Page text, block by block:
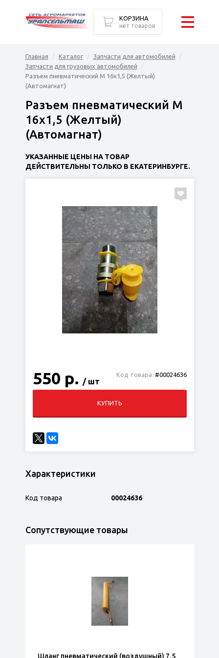
Главная Каталог
Запчасти для автомобилей
Запчасти для грузовых автомобилей
Разъем пневматический M 16х1,5 (Желтый)
(Автомагнат)
Разъем пневматический M
16х1,5 (Желтый)
(Автомагнат)
УКАЗАННЫЕ ЦЕНЫ НА ТОВАР
ДЕЙСТВИТЕЛЬНЫ ТОЛЬКО В ЕКАТЕРИНБУРГЕ.
Код товара: #00024636
550 р. / шт
КУПИТЬ
Характеристики
Код товара 00024636
Сопутствующие товары
Шланг пневматический (воздушный) 7,5
КОРЗИНА
нет товаров